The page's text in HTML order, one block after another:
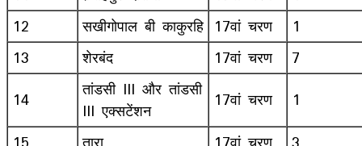
12
सखीगोपाल बी काकुरहि 17वां चरण
1
13
शेरबंद 17वां चरण
7
14
तांडसी III और तांडसी
III एक्सटेंशन 17वां चरण
1